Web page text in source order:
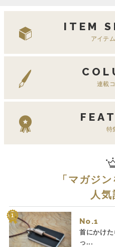
ITEM
アイテ
連載
特
「 マガジン
人
No.
首にかけ
っ...